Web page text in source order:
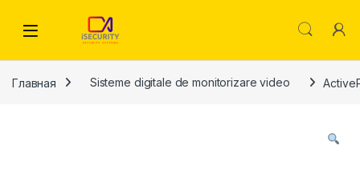
Главная Sisteme digitale de monitorizare video